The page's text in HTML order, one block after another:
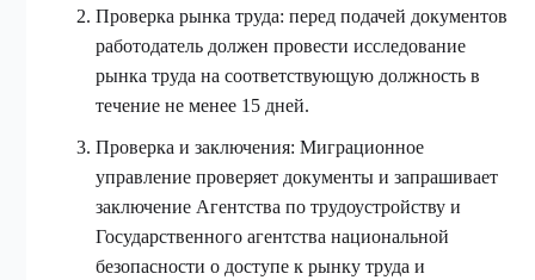
Проверка рынка труда: перед подачей документов
работодатель должен провести исследование
рынка труда на соответствующую должность в
течение не менее 15 дней.
Проверка и заключения: Миграционное
управление проверяет документы и запрашивает
заключение Агентства по трудоустройству и
Государственного агентства национальной
безопасности о доступе к рынку труда и